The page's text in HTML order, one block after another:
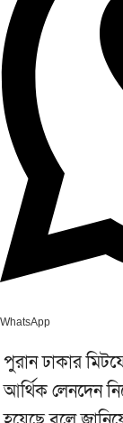
WhatsApp
পুরান ঢাকার
আর্থিক লেনদেন